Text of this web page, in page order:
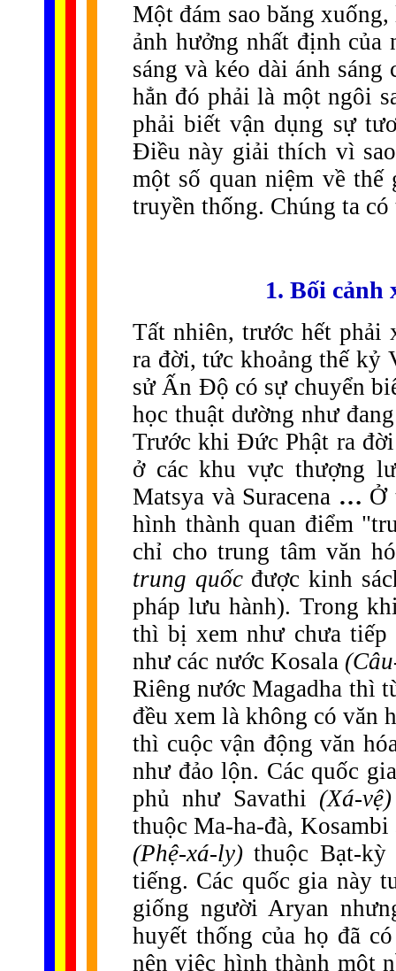
Một đám sao băng
ảnh hưởng nhất định
sáng và kéo dài ánh
hẳn đó phải là một ngôi
phải biết vận dụng sự
Điều này giải thích vì
một số quan niệm về
truyền thống. Chúng ta
1. Bối
Tất nhiên, trước hết phải
ra đời, tức khoảng thế
sử Ấn Độ có sự chuyển
học thuật dường như
Trước khi Đức Phật ra
ở các khu vực thượng
Matsya và Suracena … Ở
hình thành quan điểm
chỉ cho trung tâm văn
trung quốc được kinh
pháp lưu hành). Trong
thì bị xem như chưa
như các nước Kosala
Riêng nước Magadha thì
đều xem là không có văn
thì cuộc vận động văn
như đảo lộn. Các quốc
phủ như Savathi (Xá-vệ)
thuộc Ma-ha-đà, Kosambi
(Phệ-xá-ly) thuộc Bạt-
tiếng. Các quốc gia này
giống người Aryan
huyết thống của họ đã
nên việc hình thành một